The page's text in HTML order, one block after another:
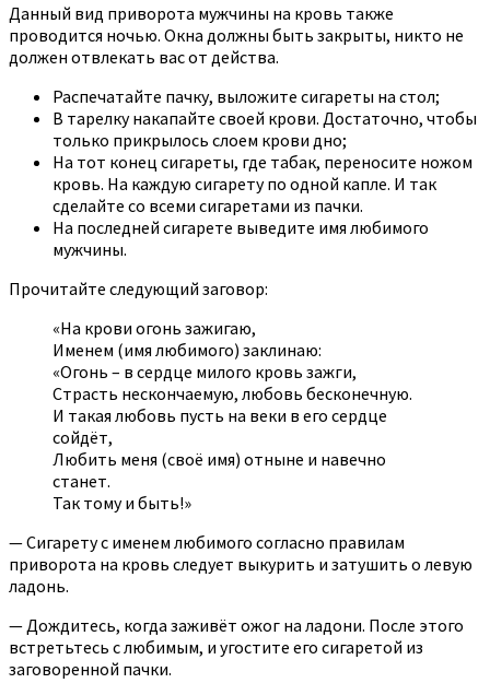
Данный вид приворота мужчины на кровь также
проводится ночью. Окна должны быть закрыты, никто не
должен отвлекать вас от действа.
Распечатайте пачку, выложите сигареты на стол;
В тарелку накапайте своей крови. Достаточно, чтобы
только прикрылось слоем крови дно;
На тот конец сигареты, где табак, переносите ножом
кровь. На каждую сигарету по одной капле. И так
сделайте со всеми сигаретами из пачки.
На последней сигарете выведите имя любимого
мужчины.
Прочитайте следующий заговор:
«На крови огонь зажигаю,
Именем (имя любимого) заклинаю:
«Огонь – в сердце милого кровь зажги,
Страсть нескончаемую, любовь бесконечную.
И такая любовь пусть на веки в его сердце
сойдёт,
Любить меня (своё имя) отныне и навечно
станет.
Так тому и быть!»
— Сигарету с именем любимого согласно правилам
приворота на кровь следует выкурить и затушить о левую
ладонь.
— Дождитесь, когда заживёт ожог на ладони. После этого
встретьтесь с любимым, и угостите его сигаретой из
заговоренной пачки.